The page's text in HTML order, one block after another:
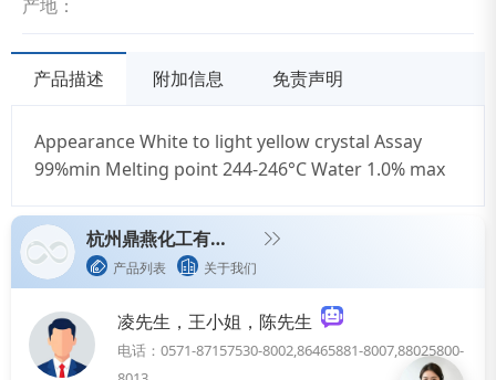
产地：
产品描述 附加信息 免责声明
Appearance White to light yellow crystal Assay
99%min Melting point 244-246°C Water 1.0% max
杭州鼎燕化工有限公司
产品列表 关于我们
凌先生，王小姐，陈先生
电话：0571-87157530-8002,86465881-8007,88025800-